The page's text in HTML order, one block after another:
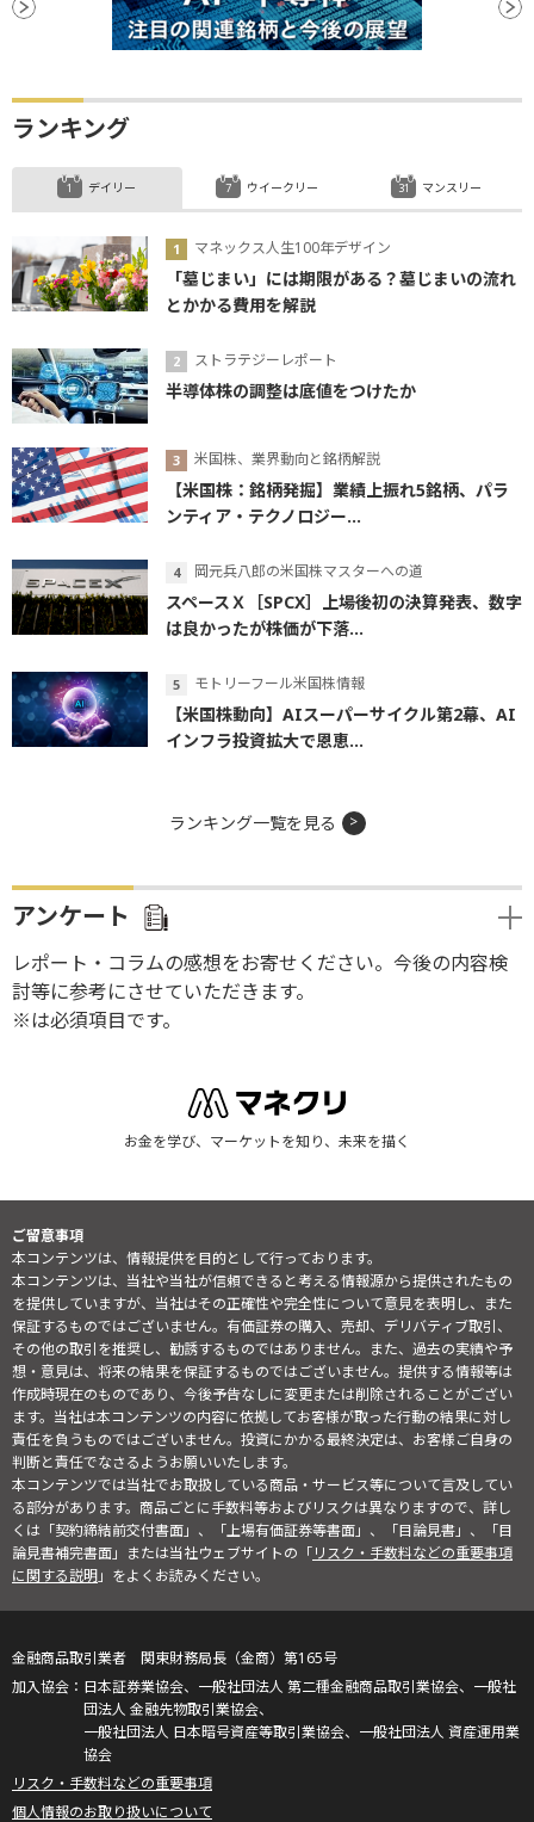
ランキング
デイリー
マネックス人生100年デザイン
「墓じまい」には期限がある？墓じまいの流れ
とかかる費用を解説
ストラテジーレポート
半導体株の調整は底値をつけたか
米国株、業界動向と銘柄解説
【米国株：銘柄発掘】業績上振れ5銘柄、パラ
ンティア・テクノロジー...
岡元兵八郎の米国株マスターへの道
スペースＸ［SPCX］上場後初の決算発表、数字
は良かったが株価が下落...
モトリーフール米国株情報
【米国株動向】AIスーパーサイクル第2幕、AI
インフラ投資拡大で恩恵...
ウイークリー マンスリー
ランキング一覧を見る
アンケート
レポート・コラムの感想をお寄せください。今後の内容検
討等に参考にさせていただきます。
※は必須項目です。
お金を学び、マーケットを知り、未来を描く
ご留意事項
本コンテンツは、情報提供を目的として行っております。
本コンテンツは、当社や当社が信頼できると考える情報源から提供されたもの
を提供していますが、当社はその正確性や完全性について意見を表明し、また
保証するものではございません。有価証券の購入、売却、デリバティブ取引、
その他の取引を推奨し、勧誘するものではありません。また、過去の実績や予
想・意見は、将来の結果を保証するものではございません。提供する情報等は
作成時現在のものであり、今後予告なしに変更または削除されることがござい
ます。当社は本コンテンツの内容に依拠してお客様が取った行動の結果に対し
責任を負うものではございません。投資にかかる最終決定は、お客様ご自身の
判断と責任でなさるようお願いいたします。
本コンテンツでは当社でお取扱している商品・サービス等について言及してい
る部分があります。商品ごとに手数料等およびリスクは異なりますので、詳し
くは「契約締結前交付書面」、「上場有価証券等書面」、「目論見書」、「目
論見書補完書面」または当社ウェブサイトの「リスク・手数料などの重要事項
に関する説明」をよくお読みください。
金融商品取引業者 関東財務局長（金商）第165号
日本証券業協会、一般社団法人 第二種金融商品取引業協会、一般社
団法人 金融先物取引業協会、
一般社団法人 日本暗号資産等取引業協会、一般社団法人 資産運用業
協会
リスク・手数料などの重要事項
個人情報のお取り扱いについて